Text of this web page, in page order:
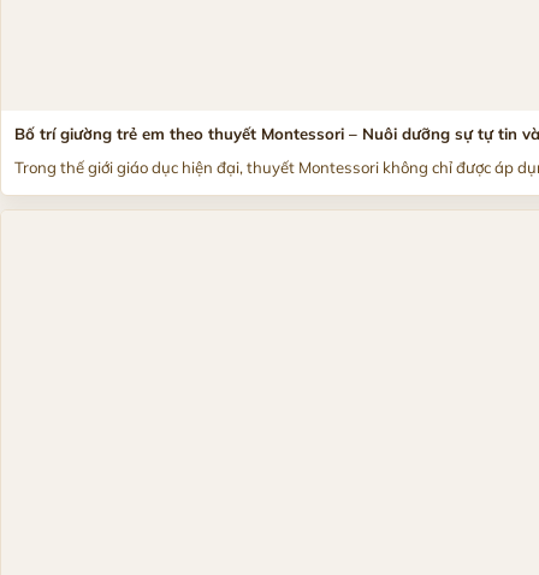
Bố trí giường trẻ em theo thuyết Montessori – Nuôi dưỡng sự tự tin
Trong thế giới giáo dục hiện đại, thuyết Montessori không chỉ được áp